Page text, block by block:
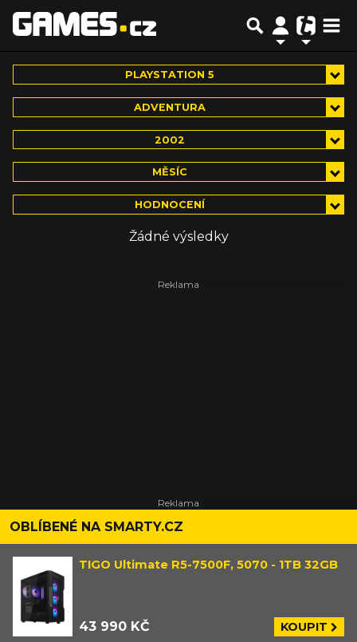
PLAYSTATION 5
ADVENTURA
2002
MĚSÍC
HODNOCENÍ
Žádné výsledky
OBLÍBENÉ NA SMARTY.CZ
TIGO Ultimate R5-7500F, 5070 - 1TB 32GB
43 990 KČ KOUPIT